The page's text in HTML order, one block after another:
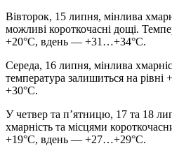
Вівторок, 15 липня, мінлива
можливі короткочасні дощі.
+20°C, вдень — +31…+34°C.
Середа, 16 липня, мінлива
температура залишиться на
+30°C.
У четвер та п’ятницю, 17 та 18
хмарність та місцями
+19°C, вдень — +27…+29°C.